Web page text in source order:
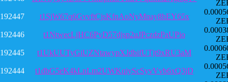
192447
t1SjW67q6GvvftCjsKfnAoNyMnay8hEY65x
192446
t1NtwecLjHC6PyD57djsp2uJPczdzPaUPio
192445
t1UkUUTyGiUZNtawypXJdbifUTjt9xRU3aM
192444
t1dbG5eK4kLnLm2UWKqiyScSyvVvb6xQ3jD